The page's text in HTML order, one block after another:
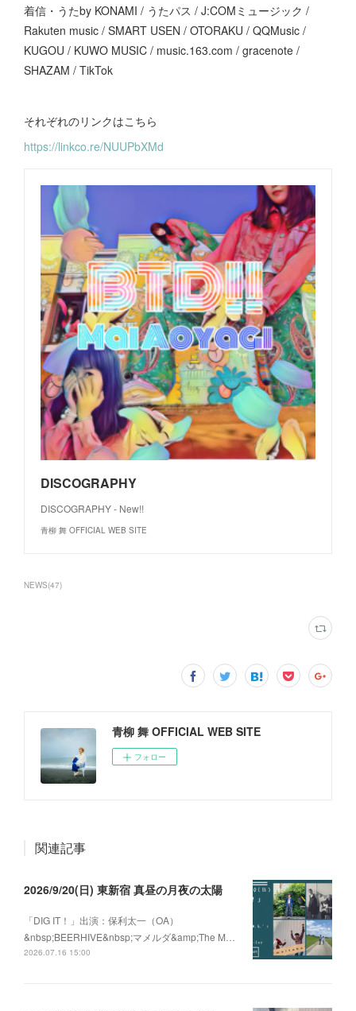
着信・うたby KONAMI / うたパス / J:COMミュージック /
Rakuten music / SMART USEN / OTORAKU / QQMusic /
KUGOU / KUWO MUSIC / music.163.com / gracenote /
SHAZAM / TikTok
それぞれのリンクはこちら
https://linkco.re/NUUPbXMd
DISCOGRAPHY
DISCOGRAPHY - New!!
青柳 舞 OFFICIAL WEB SITE
NEWS(47)
青柳 舞 OFFICIAL WEB SITE
フォロー
関連記事
2026/9/20(日) 東新宿 真昼の月夜の太陽
「DIG IT！」出演：保利太一（OA）
&nbsp;BEERHIVE&nbsp;マメルダ&amp;The M…
2026.07.16 15:00